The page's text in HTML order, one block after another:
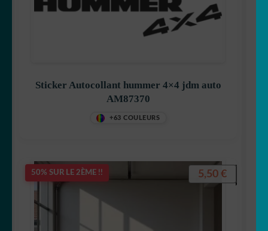
Sticker Autocollant hummer 4×4 jdm auto
AM87370
+63 COULEURS
50% SUR LE 2ÈME !! 5,50 €